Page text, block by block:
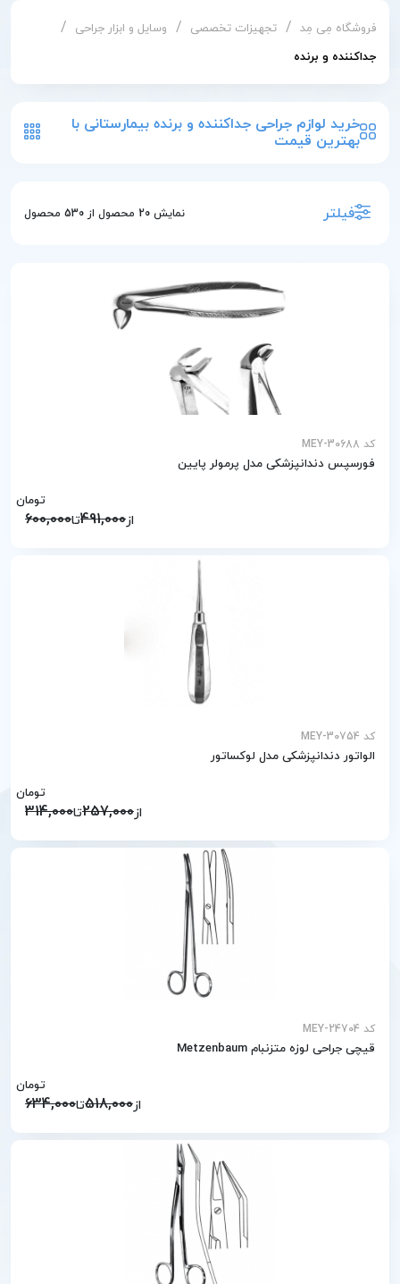
فروشگاه مِی مِد / تجهیزات تخصصی / وسایل و ابزار جراحی /
جداکننده و برنده
خرید لوازم جراحی جداکننده و برنده بیمارستانی با
بهترین قیمت
فیلتر نمایش 20 محصول از 530 محصول
کد MEY-30688
فورسپس دندانپزشکی مدل پرمولر پایین
از491,000تا600,000
تومان
کد MEY-30754
الواتور دندانپزشکی مدل لوکساتور
از257,000تا314,000
تومان
کد MEY-24704
قیچی جراحی لوزه متزنبام Metzenbaum
از518,000تا634,000
تومان